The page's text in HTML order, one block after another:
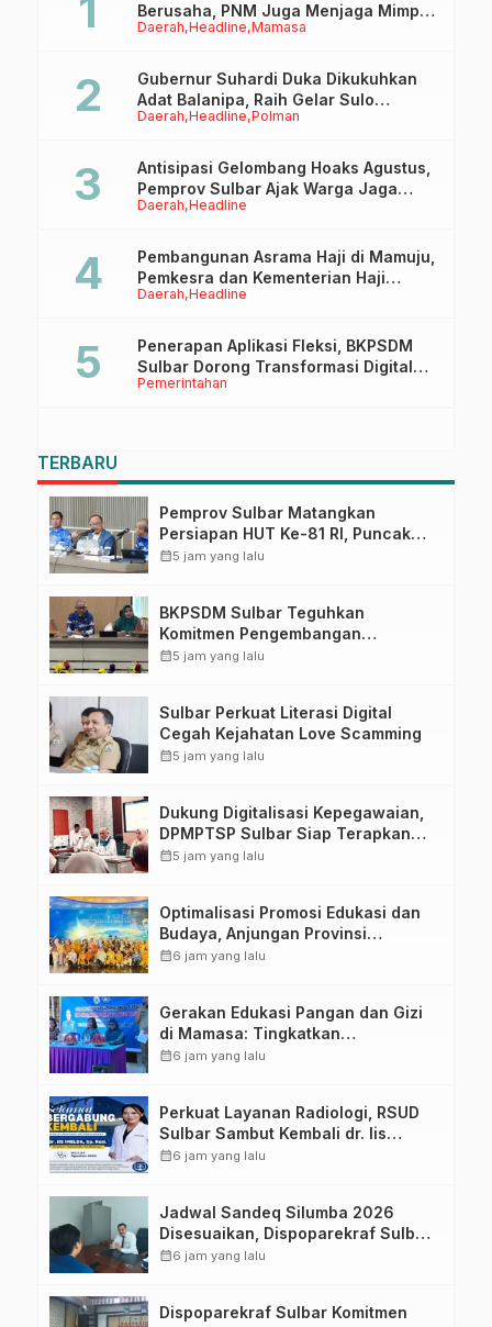
Daerah Headline Mamasa
Berusaha, PNM Juga Menjaga Mimpi
Anaknya Untuk Menggapai Cita-Cita
Daerah Headline Polman
Gubernur Suhardi Duka Dikukuhkan
Adat Balanipa, Raih Gelar Sulo
Tappidena
Daerah Headline
Antisipasi Gelombang Hoaks Agustus,
Pemprov Sulbar Ajak Warga Jaga
Ruang Digital
Daerah Headline
Pembangunan Asrama Haji di Mamuju,
Pemkesra dan Kementerian Haji
Sulbar Tinjau Lokasi
Pemerintahan
Penerapan Aplikasi Fleksi, BKPSDM
Sulbar Dorong Transformasi Digital
Sistem Kehadiran ASN
TERBARU
Pemprov Sulbar Matangkan
Persiapan HUT Ke-81 RI, Puncak
Upacara di Lapangan Ahmad
calendar_month5 jam yang lalu
BKPSDM Sulbar Teguhkan
Komitmen Pengembangan
Kompetensi ASN melalui
calendar_month5 jam yang lalu
Sulbar Perkuat Literasi Digital
Cegah Kejahatan Love Scamming
calendar_month5 jam yang lalu
Dukung Digitalisasi Kepegawaian,
DPMPTSP Sulbar Siap Terapkan
Aplikasi FLEKSI ASN
calendar_month5 jam yang lalu
Optimalisasi Promosi Edukasi dan
Budaya, Anjungan Provinsi
Sulawesi Barat Perkuat Kolaborasi
calendar_month6 jam yang lalu
Gerakan Edukasi Pangan dan Gizi
di Mamasa: Tingkatkan
Pengetahuan dan Keterampilan
calendar_month6 jam yang lalu
Perkuat Layanan Radiologi, RSUD
Sulbar Sambut Kembali dr. Iis
Imelda, Sp.Rad
calendar_month6 jam yang lalu
Jadwal Sandeq Silumba 2026
Disesuaikan, Dispoparekraf Sulbar
Pastikan Persiapan Tetap
calendar_month6 jam yang lalu
Dispoparekraf Sulbar Komitmen